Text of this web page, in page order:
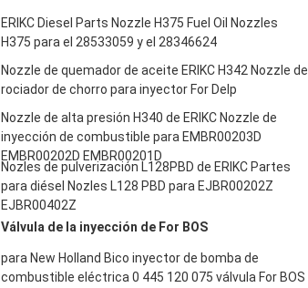
ERIKC Diesel Parts Nozzle H375 Fuel Oil Nozzles
H375 para el 28533059 y el 28346624
Nozzle de quemador de aceite ERIKC H342 Nozzle de
rociador de chorro para inyector For Delp
Nozzle de alta presión H340 de ERIKC Nozzle de
inyección de combustible para EMBR00203D
EMBR00202D EMBR00201D
Nozles de pulverización L128PBD de ERIKC Partes
para diésel Nozles L128 PBD para EJBR00202Z
EJBR00402Z
Válvula de la inyección de For BOS
para New Holland Bico inyector de bomba de
combustible eléctrica 0 445 120 075 válvula For BOS